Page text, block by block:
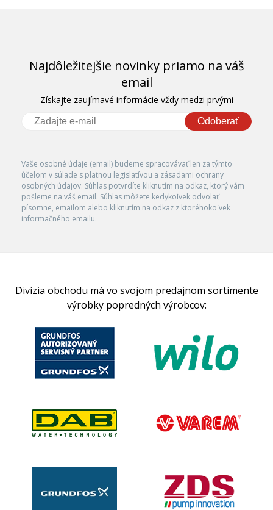
Najdôležitejšie novinky priamo na váš
email
Získajte zaujímavé informácie vždy medzi prvými
Odoberať
Vaše osobné údaje (email) budeme spracovávať len za týmto
účelom v súlade s platnou legislatívou a zásadami ochrany
osobných údajov. Súhlas potvrdíte kliknutím na odkaz, ktorý vám
pošleme na váš email. Súhlas môžete kedykoľvek odvolať
písomne, emailom alebo kliknutím na odkaz z ktoréhokoľvek
informačného emailu.
Divízia obchodu má vo svojom predajnom sortimente
výrobky popredných výrobcov: